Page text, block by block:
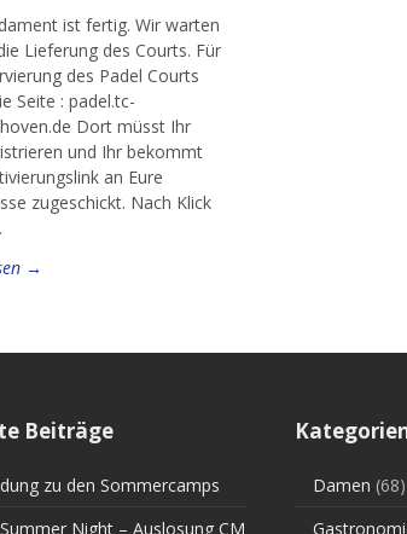
ist fertig. Wir warten
Lieferung des Courts. Für
des Padel Courts
Seite : padel.tc-
Dort müsst Ihr
und Ihr bekommt
an Eure
zugeschickt. Nach Klick
→
Beiträge
zu den Sommercamps
Night – Auslosung CM
Damen (68)